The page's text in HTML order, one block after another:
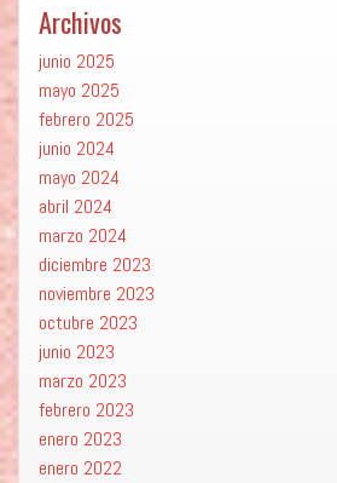
Archivos
junio 2025
mayo 2025
febrero 2025
junio 2024
mayo 2024
abril 2024
marzo 2024
diciembre 2023
noviembre 2023
octubre 2023
junio 2023
marzo 2023
febrero 2023
enero 2023
enero 2022